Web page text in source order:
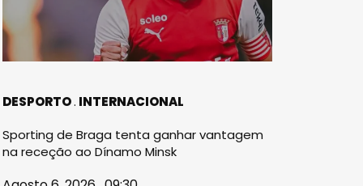
DESPORTO INTERNACIONAL
Sporting de Braga tenta ganhar vantagem
na receção ao Dínamo Minsk